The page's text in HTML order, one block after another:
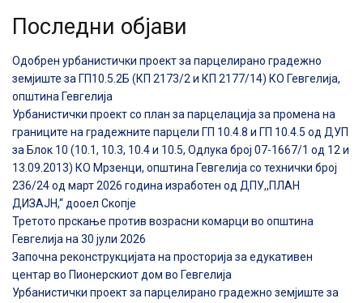
Последни објави
Одобрен урбанистички проект за парцелирано градежно
земјиште за ГП10.5.2Б (КП 2173/2 и КП 2177/14) КО Гевгелија,
општина Гевгелија
Урбанистички проект со план за парцелација за промена на
границите на градежните парцели ГП 10.4.8 и ГП 10.4.5 од ДУП
за Блок 10 (10.1, 10.3, 10.4 и 10.5, Одлука број 07-1667/1 од 12 и
13.09.2013) КО Мрзенци, општина Гевгелија со технички број
236/24 од март 2026 година изработен од ДПУ,,ПЛАН
ДИЗАЈН,“ дооел Скопје
Третото прскање против возрасни комарци во општина
Гевгелија на 30 јули 2026
Започна реконструкцијата на просторија за едукативен
центар во Пионерскиот дом во Гевгелија
Урбанистички проект за парцелирано градежно земјиште за